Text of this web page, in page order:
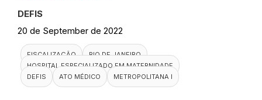
DEFIS
20 de September de 2022
FISCALIZAÇÃO
RIO DE JANEIRO
HOSPITAL ESPECIALIZADO EM MATERNIDADE
DEFIS
ATO MÉDICO METROPOLITANA I